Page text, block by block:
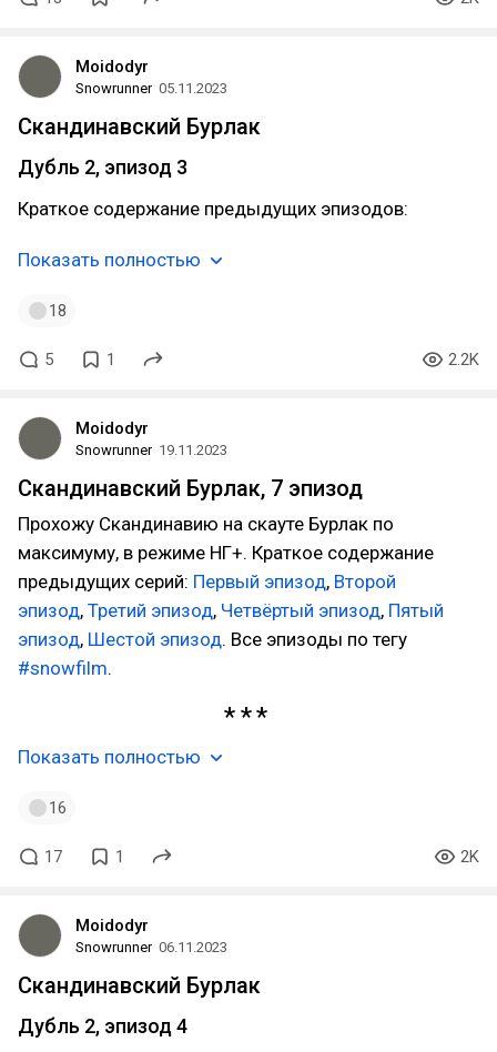
Moidodyr
Snowrunner 05.11.2023
Скандинавский Бурлак
Дубль 2, эпизод 3
Краткое содержание предыдущих эпизодов:
Показать полностью
18
5 1 2.2K
Moidodyr
Snowrunner 19.11.2023
Скандинавский Бурлак, 7 эпизод
Прохожу Скандинавию на скауте Бурлак по
максимуму, в режиме НГ+. Краткое содержание
предыдущих серий: Первый эпизод, Второй
эпизод, Третий эпизод, Четвёртый эпизод, Пятый
эпизод, Шестой эпизод. Все эпизоды по тегу
#snowfilm.
Показать полностью
16
17 1 2K
Moidodyr
Snowrunner 06.11.2023
Скандинавский Бурлак
Дубль 2, эпизод 4